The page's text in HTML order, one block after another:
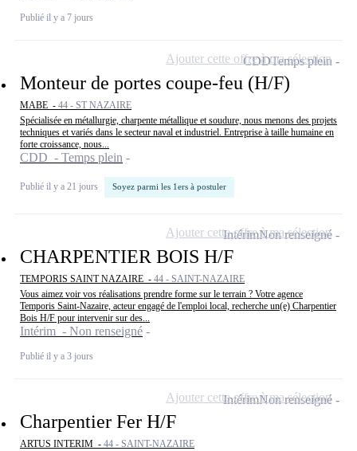
Publié il y a 7 jours
Monteur de portes coupe-feu (H/F)
MABE - 44 - ST NAZAIRE
Spécialisée en métallurgie, charpente métallique et soudure, nous menons des projets
techniques et variés dans le secteur naval et industriel. Entreprise à taille humaine en
forte croissance, nous...
CDD - Temps plein
Publié il y a 21 jours Soyez parmi les 1ers à postuler
CDDTemps plein
Ajouter cette offre à ma sélection
CHARPENTIER BOIS H/F
TEMPORIS SAINT NAZAIRE - 44 - SAINT-NAZAIRE
Vous aimez voir vos réalisations prendre forme sur le terrain ? Votre agence
Temporis Saint-Nazaire, acteur engagé de l'emploi local, recherche un(e) Charpentier
Bois H/F pour intervenir sur des...
Intérim - Non renseigné
Publié il y a 3 jours
IntérimNon renseigné
Ajouter cette offre à ma sélection
Charpentier Fer H/F
ARTUS INTERIM - 44 - SAINT-NAZAIRE
IntérimNon renseigné
Ajouter cette offre à ma sélection